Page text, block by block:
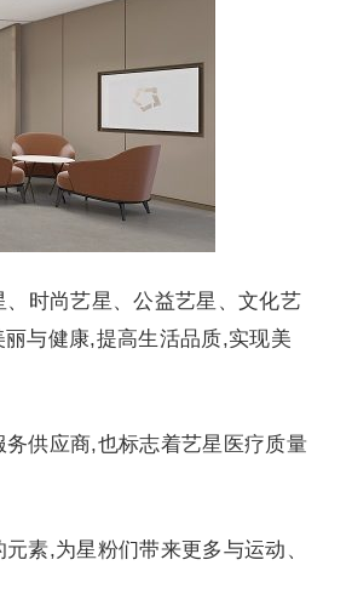
时尚艺星、公益艺星、文化艺
与健康,提高生活品质,实现美
供应商,也标志着艺星医疗质量
素,为星粉们带来更多与运动、